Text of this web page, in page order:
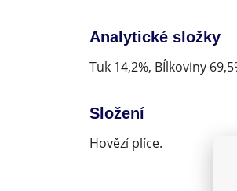
Analytické složky
Tuk 14,2%, BÍlkoviny
Složení
Hovězí plíce.